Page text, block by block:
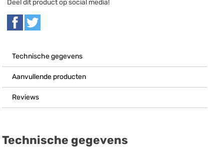
Deel dit product op social media!
Technische gegevens
Aanvullende producten
Reviews
Technische gegevens